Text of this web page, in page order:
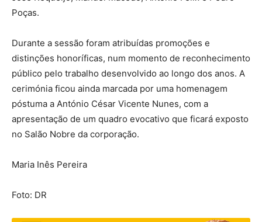
Poças.
Durante a sessão foram atribuídas promoções e
distinções honoríficas, num momento de reconhecimento
público pelo trabalho desenvolvido ao longo dos anos. A
cerimónia ficou ainda marcada por uma homenagem
póstuma a António César Vicente Nunes, com a
apresentação de um quadro evocativo que ficará exposto
no Salão Nobre da corporação.
Maria Inês Pereira
Foto: DR